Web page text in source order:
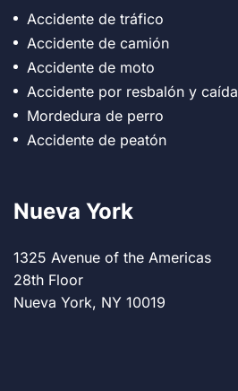
Accidente de tráfico
Accidente de camión
Accidente de moto
Accidente por resbalón y caída
Mordedura de perro
Accidente de peatón
Nueva York
1325 Avenue of the Americas
28th Floor
Nueva York, NY 10019